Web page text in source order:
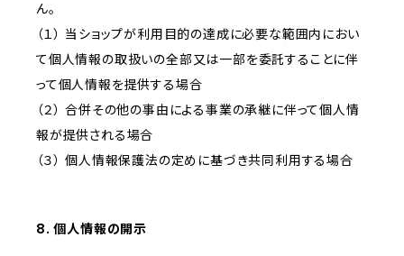
ん。
（１） 当ショップが利用目的の達成に必要な範囲内におい
て個人情報の取扱いの全部又は一部を委託することに伴
って個人情報を提供する場合
（２） 合併その他の事由による事業の承継に伴って個人情
報が提供される場合
（３） 個人情報保護法の定めに基づき共同利用する場合
8. 個人情報の開示